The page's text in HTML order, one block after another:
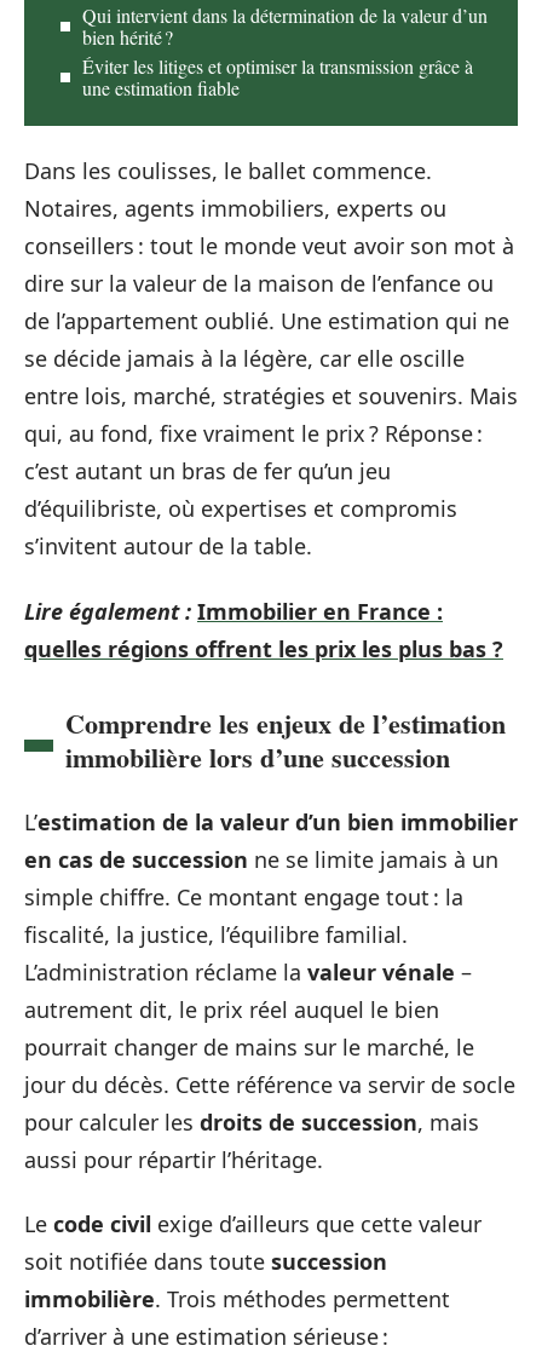
Qui intervient dans la détermination de la valeur d’un
bien hérité ?
Éviter les litiges et optimiser la transmission grâce à
une estimation fiable
Dans les coulisses, le ballet commence.
Notaires, agents immobiliers, experts ou
conseillers : tout le monde veut avoir son mot à
dire sur la valeur de la maison de l’enfance ou
de l’appartement oublié. Une estimation qui ne
se décide jamais à la légère, car elle oscille
entre lois, marché, stratégies et souvenirs. Mais
qui, au fond, fixe vraiment le prix ? Réponse :
c’est autant un bras de fer qu’un jeu
d’équilibriste, où expertises et compromis
s’invitent autour de la table.
Lire également : Immobilier en France :
quelles régions offrent les prix les plus bas ?
Comprendre les enjeux de l’estimation
immobilière lors d’une succession
L’estimation de la valeur d’un bien immobilier
en cas de succession ne se limite jamais à un
simple chiffre. Ce montant engage tout : la
fiscalité, la justice, l’équilibre familial.
L’administration réclame la valeur vénale –
autrement dit, le prix réel auquel le bien
pourrait changer de mains sur le marché, le
jour du décès. Cette référence va servir de socle
pour calculer les droits de succession, mais
aussi pour répartir l’héritage.
Le code civil exige d’ailleurs que cette valeur
soit notifiée dans toute succession
immobilière. Trois méthodes permettent
d’arriver à une estimation sérieuse :